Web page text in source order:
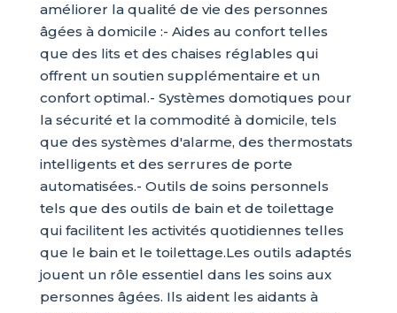
améliorer la qualité de vie des personnes
âgées à domicile :- Aides au confort telles
que des lits et des chaises réglables qui
offrent un soutien supplémentaire et un
confort optimal.- Systèmes domotiques pour
la sécurité et la commodité à domicile, tels
que des systèmes d'alarme, des thermostats
intelligents et des serrures de porte
automatisées.- Outils de soins personnels
tels que des outils de bain et de toilettage
qui facilitent les activités quotidiennes telles
que le bain et le toilettage.Les outils adaptés
jouent un rôle essentiel dans les soins aux
personnes âgées. Ils aident les aidants à